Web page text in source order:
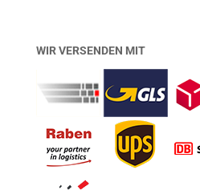
WIR VERSENDEN MIT